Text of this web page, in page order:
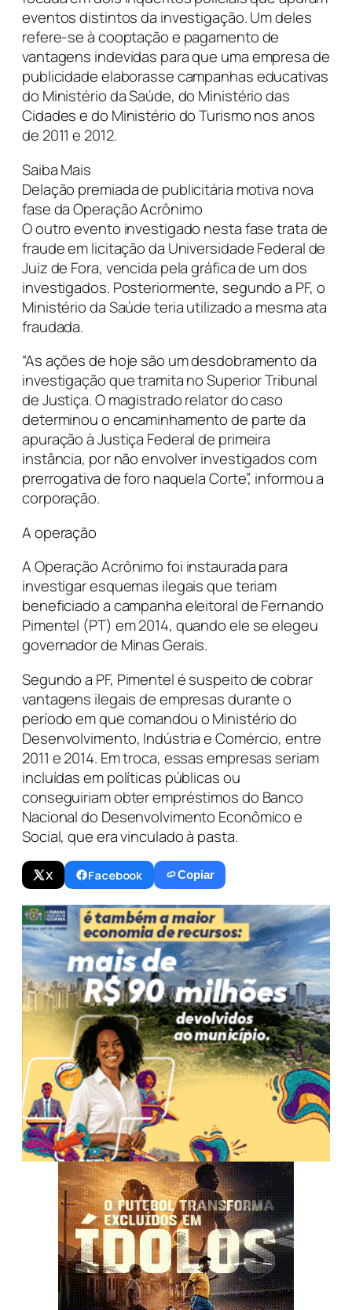
X Facebook Copiar
eventos distintos da investigação. Um deles
refere-se à cooptação e pagamento de
vantagens indevidas para que uma empresa de
publicidade elaborasse campanhas educativas
do Ministério da Saúde, do Ministério das
Cidades e do Ministério do Turismo nos anos
de 2011 e 2012.
Saiba Mais
Delação premiada de publicitária motiva nova
fase da Operação Acrônimo
O outro evento investigado nesta fase trata de
fraude em licitação da Universidade Federal de
Juiz de Fora, vencida pela gráfica de um dos
investigados. Posteriormente, segundo a PF, o
Ministério da Saúde teria utilizado a mesma ata
fraudada.
“As ações de hoje são um desdobramento da
investigação que tramita no Superior Tribunal
de Justiça. O magistrado relator do caso
determinou o encaminhamento de parte da
apuração à Justiça Federal de primeira
instância, por não envolver investigados com
prerrogativa de foro naquela Corte”, informou a
corporação.
A operação
A Operação Acrônimo foi instaurada para
investigar esquemas ilegais que teriam
beneficiado a campanha eleitoral de Fernando
Pimentel (PT) em 2014, quando ele se elegeu
governador de Minas Gerais.
Segundo a PF, Pimentel é suspeito de cobrar
vantagens ilegais de empresas durante o
período em que comandou o Ministério do
Desenvolvimento, Indústria e Comércio, entre
2011 e 2014. Em troca, essas empresas seriam
incluídas em políticas públicas ou
conseguiriam obter empréstimos do Banco
Nacional do Desenvolvimento Econômico e
Social, que era vinculado à pasta.